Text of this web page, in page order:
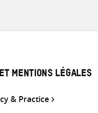
MENTIONS LÉGALES
& Practice